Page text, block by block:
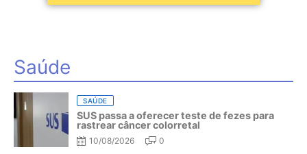
Saúde
SAÚDE
SUS passa a oferecer teste de fezes para
rastrear câncer colorretal
10/08/2026 0